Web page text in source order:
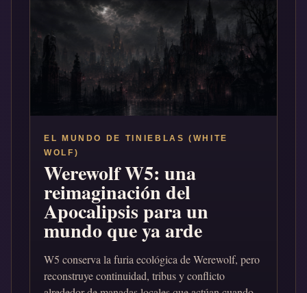
EL MUNDO DE TINIEBLAS (WHITE
WOLF)
Werewolf W5: una
reimaginación del
Apocalipsis para un
mundo que ya arde
W5 conserva la furia ecológica de Werewolf, pero
reconstruye continuidad, tribus y conflicto